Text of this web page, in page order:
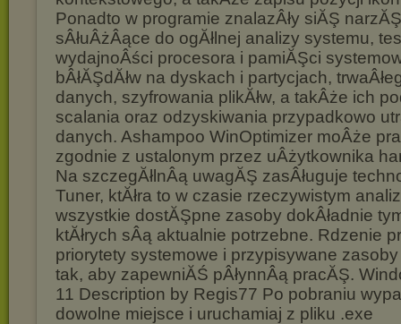
Ponadto w programie znalazÂły siĂŞ
sÂłuÂżÂące do ogĂłlnej analizy systemu,
wydajnoÂści procesora i pamiĂŞci
bÂłĂŞdĂłw na dyskach i partycjach,
danych, szyfrowania plikĂłw, a takÂże ich
scalania oraz odzyskiwania przypadkowo
danych. Ashampoo WinOptimizer moÂże
zgodnie z ustalonym przez uÂżytkownika
Na szczegĂłlnÂą uwagĂŞ zasÂługuje
Tuner, ktĂłra to w czasie rzeczywistym
wszystkie dostĂŞpne zasoby dokÂładnie
ktĂłrych sÂą aktualnie potrzebne. Rdzenie
priorytety systemowe i przypisywane
tak, aby zapewniĂŚ pÂłynnÂą pracĂŞ.
11 Description by Regis77 Po pobraniu
dowolne miejsce i uruchamiaj z pliku .exe